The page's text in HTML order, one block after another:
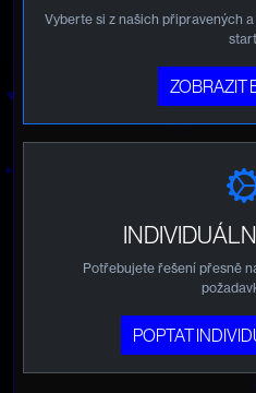
Vyberte si z našich připravených
ZOBRAZIT
Potřebujete řešení přesně
POPTAT